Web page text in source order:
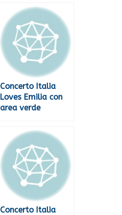
Concerto Italia
Loves Emilia con
area verde
Concerto Italia